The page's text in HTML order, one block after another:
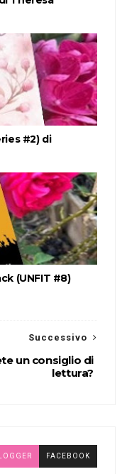
#2) di
(UNFIT #8)
Successivo
un consiglio di
lettura?
FACEBOOK